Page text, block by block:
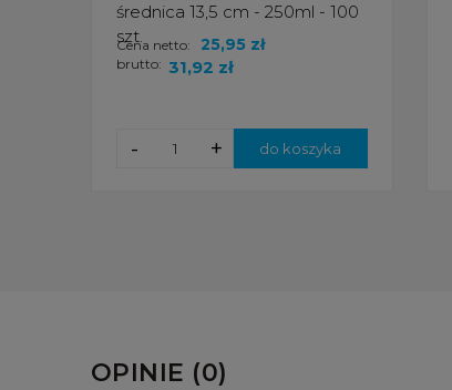
średnica 13,5 cm - 250ml - 100
szt.
brutto: 31,92 zł
Cena netto: 25,95 zł
+
- do koszyka
OPINIE (0)